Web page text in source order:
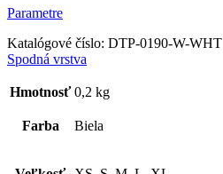
Parametre
Katalógové číslo: DTP-0190-W-WHT
Spodná vrstva
Hmotnosť 0,2 kg
Farba Biela